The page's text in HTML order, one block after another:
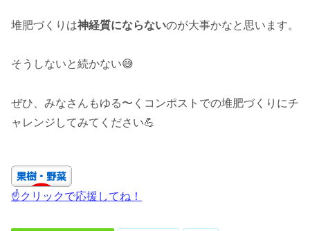
堆肥づくりは神経質にならないのが大事かなと思います。
そうしないと続かない😅
ぜひ、みなさんもゆる〜くコンポストでの堆肥づくりにチ
ャレンジしてみてください💪
☝クリックで応援してね！